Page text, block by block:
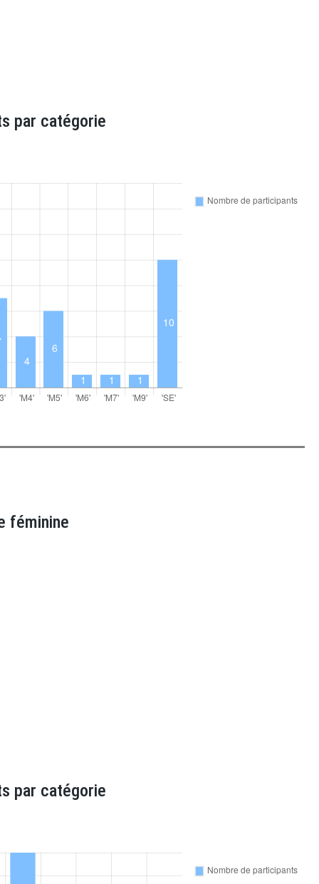
par catégorie
féminine
par catégorie